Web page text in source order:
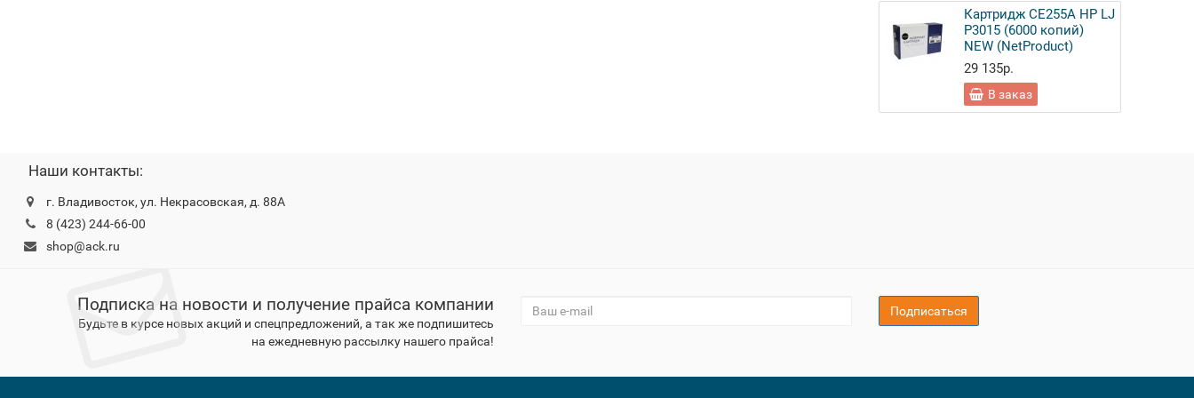
Картридж CE255A HP LJ
P3015 (6000 копий)
NEW (NetProduct)
29 135р.
В заказ
Наши контакты:
г. Владивосток, ул. Некрасовская, д. 88А
8 (423) 244-66-00
shop@ack.ru
Подписка на новости и получение прайса компании
Будьте в курсе новых акций и спецпредложений, а так же подпишитесь
на ежедневную рассылку нашего прайса!
Подписаться